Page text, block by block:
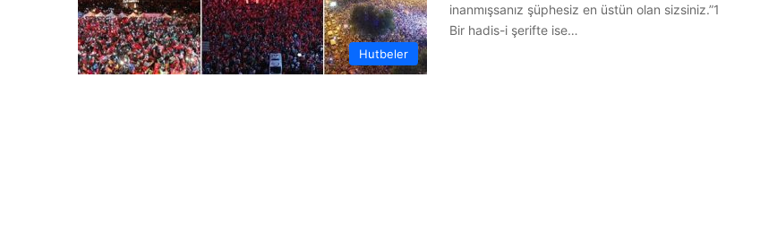
Hutbeler
inanmışsanız şüphesiz en üstün olan sizsiniz.”1
Bir hadis-i şerifte ise…